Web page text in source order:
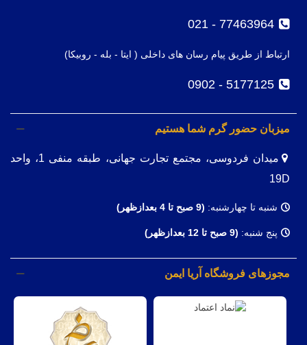
77463964 - 021
ارتباط از طریق پیام رسان های داخلی ( ایتا - بله - روبیکا)
5177125 - 0902
میزبان حضور گرم شما هستیم
میدان فردوسی، مجتمع تجارت جهانی، طبقه منفی 1، واحد
19D
شنبه تا چهارشنبه: (9 صبح تا 4 بعدازظهر)
پنج شنبه: (9 صبح تا 12 بعدازظهر)
مجوزهای فروشگاه آریا ایمن